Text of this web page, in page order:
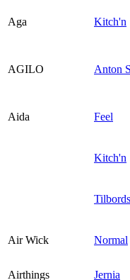
Aga Kitch'n
AGILO Anton
Aida Feel
Kitch'n
Tilbords
Air Wick Normal
Airthings
Jernia